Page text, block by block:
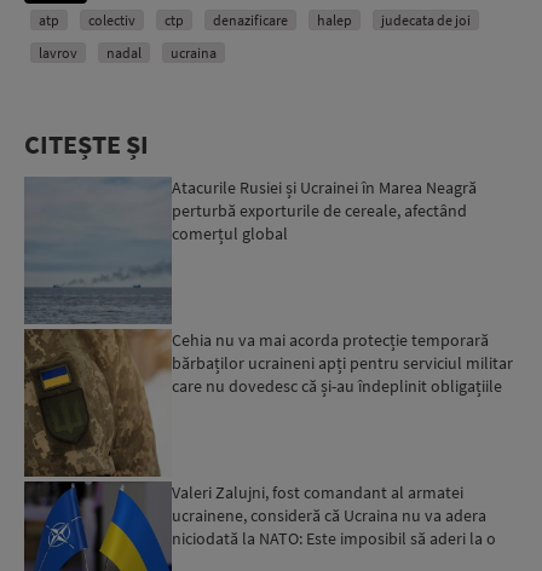
atp colectiv ctp denazificare halep
judecata de joi
lavrov
nadal ucraina
CITEȘTE ȘI
Atacurile Rusiei și Ucrainei în Marea Neagră
perturbă exporturile de cereale, afectând
comerțul global
Cehia nu va mai acorda protecție temporară
bărbaților ucraineni apți pentru serviciul militar
care nu dovedesc că și-au îndeplinit obligațiile
Valeri Zalujni, fost comandant al armatei
ucrainene, consideră că Ucraina nu va adera
niciodată la NATO: Este imposibil să aderi la o